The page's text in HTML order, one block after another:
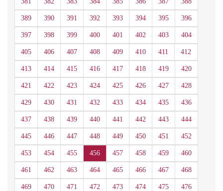
389 390 391 392 393 394 395 396
397 398 399 400 401 402 403 404
405 406 407 408 409 410 411 412
413 414 415 416 417 418 419 420
421 422 423 424 425 426 427 428
429 430 431 432 433 434 435 436
437 438 439 440 441 442 443 444
445 446 447 448 449 450 451 452
453 454 455 456 457 458 459 460
461 462 463 464 465 466 467 468
469 470 471 472 473 474 475 476